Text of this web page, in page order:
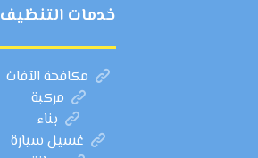
خدمات التنظيف
مكافحة الآفات
مركبة
بناء
غسيل سيارة